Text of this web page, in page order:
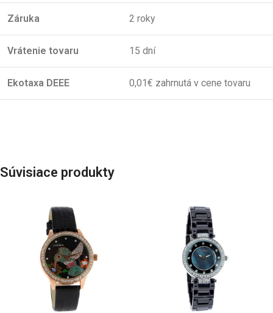
Záruka 2 roky
Vrátenie tovaru 15 dní
Ekotaxa DEEE 0,01€ zahrnutá v cene tovaru
Súvisiace produkty